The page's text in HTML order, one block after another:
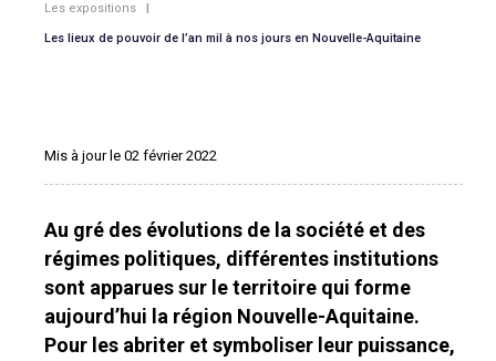
Les expositions |
Les lieux de pouvoir de l’an mil à nos jours en Nouvelle-Aquitaine
Mis à jour le 02 février 2022
Au gré des évolutions de la société et des
régimes politiques, différentes institutions
sont apparues sur le territoire qui forme
aujourd’hui la région Nouvelle-Aquitaine.
Pour les abriter et symboliser leur puissance,